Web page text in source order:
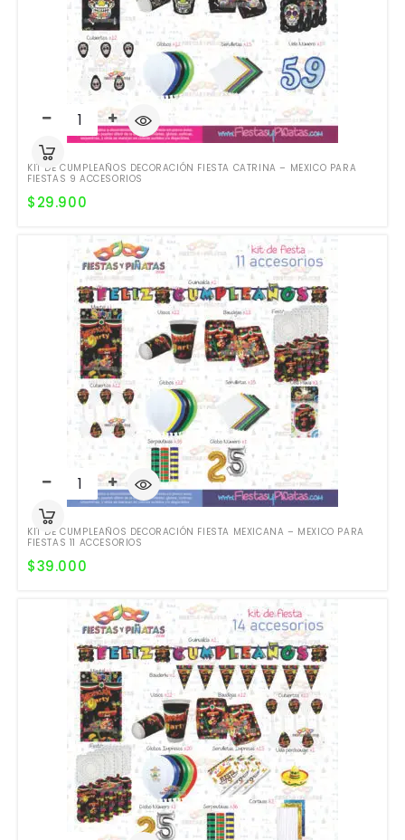
KIT DE CUMPLEAÑOS DECORACIÓN FIESTA CATRINA – MEXICO PARA
FIESTAS 9 ACCESORIOS
$29.900
KIT DE CUMPLEAÑOS DECORACIÓN FIESTA MEXICANA – MEXICO PARA
FIESTAS 11 ACCESORIOS
$39.000